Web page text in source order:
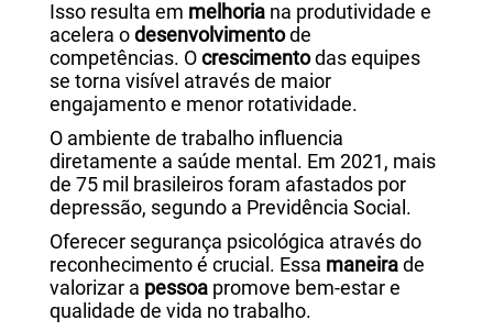
Isso resulta em melhoriana produtividade e
acelera odesenvolvimentode
competências. Ocrescimentodas equipes
se torna visível através de maior
engajamento e menor rotatividade.
O ambiente de trabalho influencia
diretamente a saúde mental. Em 2021, mais
de 75 mil brasileiros foram afastados por
depressão, segundo a Previdência Social.
Oferecer segurança psicológica através do
reconhecimento é crucial. Essa maneirade
valorizar a pessoapromove bem-estar e
qualidade de vida no trabalho.